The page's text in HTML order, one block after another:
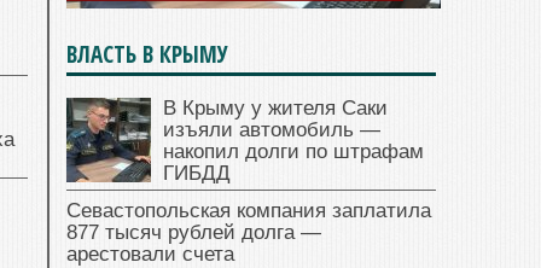
ВЛАСТЬ В КРЫМУ
В Крыму у жителя Саки
изъяли автомобиль —
накопил долги по штрафам
ГИБДД
Севастопольская компания заплатила
877 тысяч рублей долга —
арестовали счета